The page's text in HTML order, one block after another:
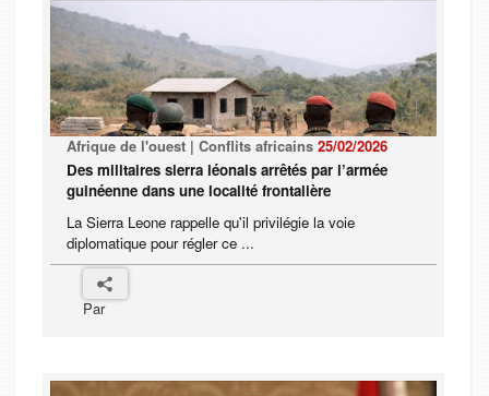
Afrique de l'ouest | Conflits africains 25/02/2026
Des militaires sierra léonais arrêtés par l’armée
guinéenne dans une localité frontalière
La Sierra Leone rappelle qu'il privilégie la voie
diplomatique pour régler ce ...
Par